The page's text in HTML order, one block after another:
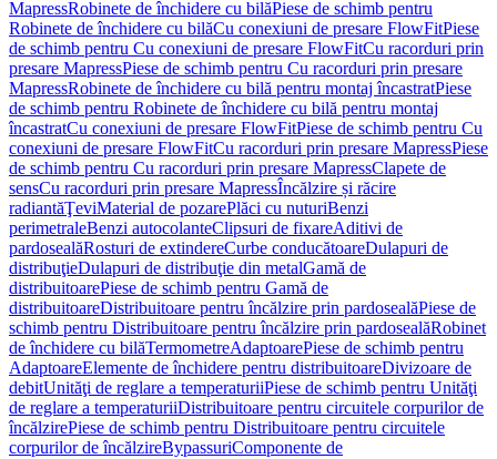
MapressRobinete de închidere cu bilăPiese de schimb pentru
Robinete de închidere cu bilăCu conexiuni de presare FlowFitPiese
de schimb pentru Cu conexiuni de presare FlowFitCu racorduri prin
presare MapressPiese de schimb pentru Cu racorduri prin presare
MapressRobinete de închidere cu bilă pentru montaj încastratPiese
de schimb pentru Robinete de închidere cu bilă pentru montaj
încastratCu conexiuni de presare FlowFitPiese de schimb pentru Cu
conexiuni de presare FlowFitCu racorduri prin presare MapressPiese
de schimb pentru Cu racorduri prin presare MapressClapete de
sensCu racorduri prin presare MapressÎncălzire și răcire
radiantăŢeviMaterial de pozarePlăci cu nuturiBenzi
perimetraleBenzi autocolanteClipsuri de fixareAditivi de
pardosealăRosturi de extindereCurbe conducătoareDulapuri de
distribuţieDulapuri de distribuţie din metalGamă de
distribuitoarePiese de schimb pentru Gamă de
distribuitoareDistribuitoare pentru încălzire prin pardosealăPiese de
schimb pentru Distribuitoare pentru încălzire prin pardosealăRobinet
de închidere cu bilăTermometreAdaptoarePiese de schimb pentru
AdaptoareElemente de închidere pentru distribuitoareDivizoare de
debitUnităţi de reglare a temperaturiiPiese de schimb pentru Unităţi
de reglare a temperaturiiDistribuitoare pentru circuitele corpurilor de
încălzirePiese de schimb pentru Distribuitoare pentru circuitele
corpurilor de încălzireBypassuriComponente de